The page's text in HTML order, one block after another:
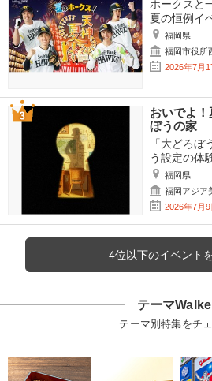
ホークスと
夏の恒例イ
福岡県
福岡市役所
2026年7月
おいでよ
ぼうの家
「大どろ
う設定の体
福岡県
福岡アジア
2026年7月
4位以下のイベント
テーマ
テーマ別特集をチ